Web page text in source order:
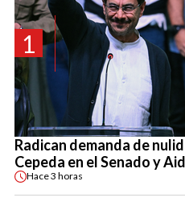
1
Radican demanda de
Cepeda en el Senado y
Hace3 horas